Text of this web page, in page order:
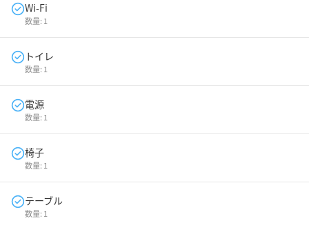
Wi-Fi
数量: 1
トイレ
数量: 1
電源
数量: 1
椅子
数量: 1
テーブル
数量: 1